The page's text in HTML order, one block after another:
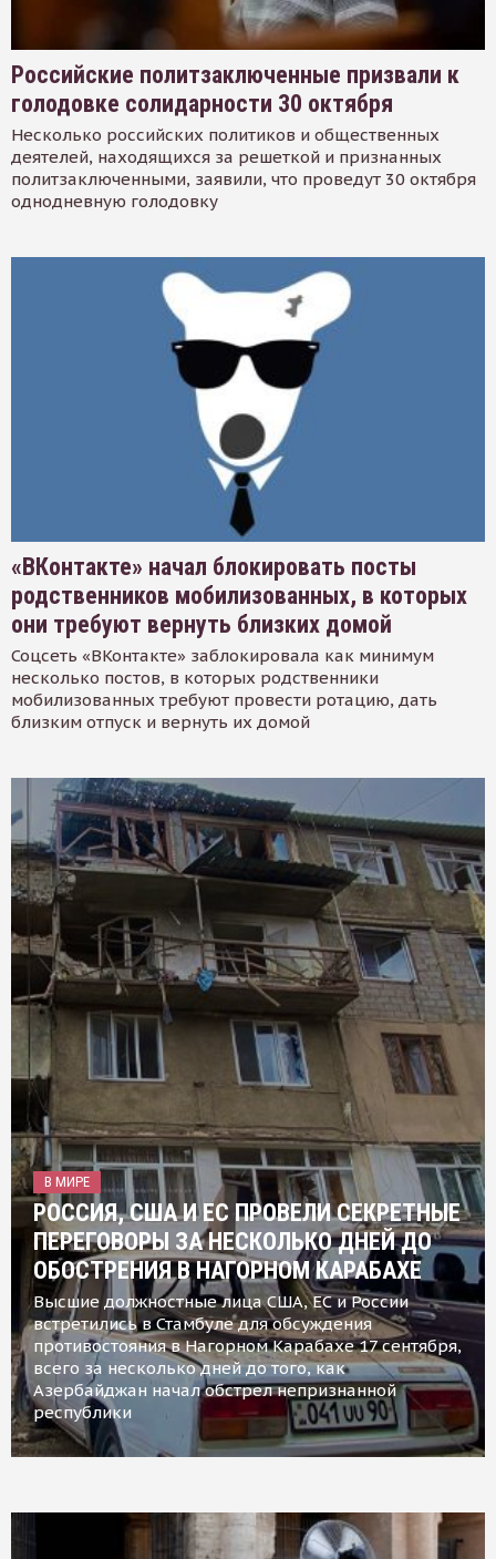
Российские политзаключенные призвали к
голодовке солидарности 30 октября
Несколько российских политиков и общественных
деятелей, находящихся за решеткой и признанных
политзаключенными, заявили, что проведут 30 октября
однодневную голодовку
«ВКонтакте» начал блокировать посты
родственников мобилизованных, в которых
они требуют вернуть близких домой
Соцсеть «ВКонтакте» заблокировала как минимум
несколько постов, в которых родственники
мобилизованных требуют провести ротацию, дать
близким отпуск и вернуть их домой
В МИРЕ
РОССИЯ, США И ЕС ПРОВЕЛИ СЕКРЕТНЫЕ
ПЕРЕГОВОРЫ ЗА НЕСКОЛЬКО ДНЕЙ ДО
ОБОСТРЕНИЯ В НАГОРНОМ КАРАБАХЕ
Высшие должностные лица США, ЕС и России
встретились в Стамбуле для обсуждения
противостояния в Нагорном Карабахе 17 сентября,
всего за несколько дней до того, как
Азербайджан начал обстрел непризнанной
республики